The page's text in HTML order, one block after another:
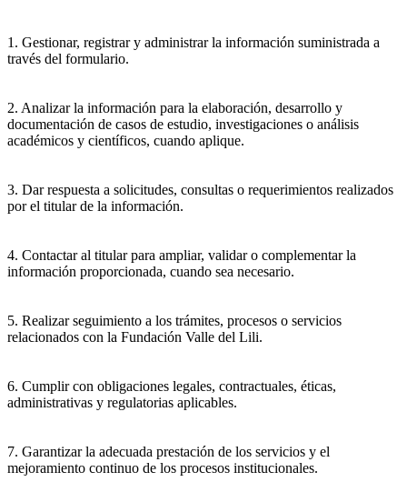
1. Gestionar, registrar y administrar la información suministrada a
través del formulario.
2. Analizar la información para la elaboración, desarrollo y
documentación de casos de estudio, investigaciones o análisis
académicos y científicos, cuando aplique.
3. Dar respuesta a solicitudes, consultas o requerimientos realizados
por el titular de la información.
4. Contactar al titular para ampliar, validar o complementar la
información proporcionada, cuando sea necesario.
5. Realizar seguimiento a los trámites, procesos o servicios
relacionados con la Fundación Valle del Lili.
6. Cumplir con obligaciones legales, contractuales, éticas,
administrativas y regulatorias aplicables.
7. Garantizar la adecuada prestación de los servicios y el
mejoramiento continuo de los procesos institucionales.